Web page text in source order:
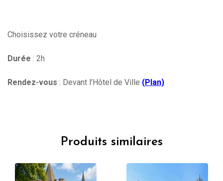
Choisissez votre créneau
Durée : 2h
Rendez-vous : Devant l’Hôtel de Ville (Plan)
Produits similaires